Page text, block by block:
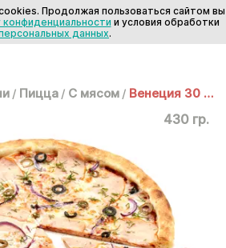
/ Пицца / С мясом / Венеция 30 см
430 гр.
Продолжая пользоваться сайтом вы
конфиденциальности и условия обработки
данных.